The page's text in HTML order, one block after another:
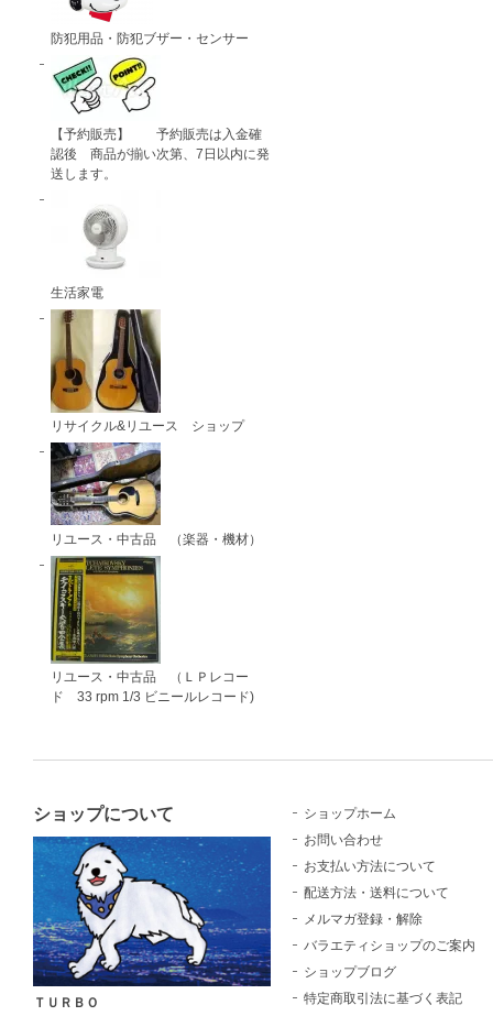
防犯用品・防犯ブザー・センサー
【予約販売】 予約販売は入金確
認後 商品が揃い次第、7日以内に発
送します。
生活家電
リサイクル&リユース ショップ
リユース・中古品 （楽器・機材）
リユース・中古品 （ＬＰレコー
ド 33 rpm 1/3 ビニールレコード)
ショップについて
ＴＵＲＢＯ
ショップホーム
お問い合わせ
お支払い方法について
配送方法・送料について
メルマガ登録・解除
バラエティショップのご案内
ショップブログ
特定商取引法に基づく表記